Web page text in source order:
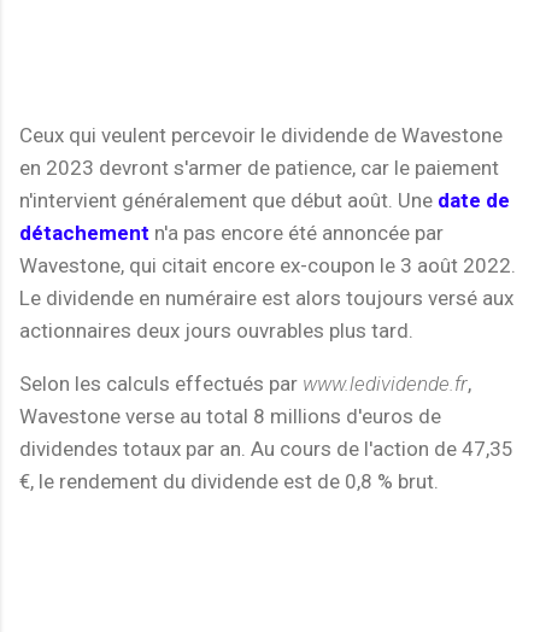
Ceux qui veulent percevoir le dividende de Wavestone
en 2023 devront s'armer de patience, car le paiement
n'intervient généralement que début août. Une date de
détachement n'a pas encore été annoncée par
Wavestone, qui citait encore ex-coupon le 3 août 2022.
Le dividende en numéraire est alors toujours versé aux
actionnaires deux jours ouvrables plus tard.
Selon les calculs effectués par www.ledividende.fr,
Wavestone verse au total 8 millions d'euros de
dividendes totaux par an. Au cours de l'action de 47,35
€, le rendement du dividende est de 0,8 % brut.